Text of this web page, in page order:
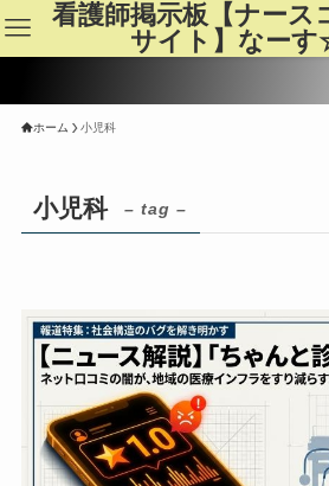
看護師掲示板【ナース
サイト】なー
ホーム 小児科
小児科 – tag –